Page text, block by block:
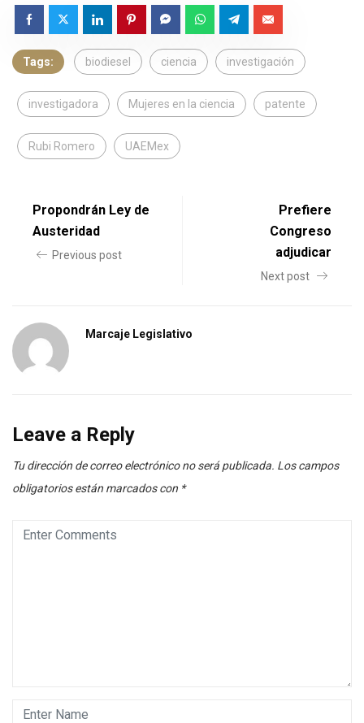
Tags: biodiesel ciencia investigación
investigadora Mujeres en la ciencia patente
Rubi Romero UAEMex
Propondrán Ley de
Austeridad
Previous post
Prefiere
Congreso
adjudicar
Next post
Marcaje Legislativo
Leave a Reply
Tu dirección de correo electrónico no será publicada. Los campos
obligatorios están marcados con *